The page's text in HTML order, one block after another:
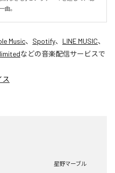
曲。
Music、 Spotify、 LINE MUSIC、
などの音楽配信サービスで
ス
星野マーブル